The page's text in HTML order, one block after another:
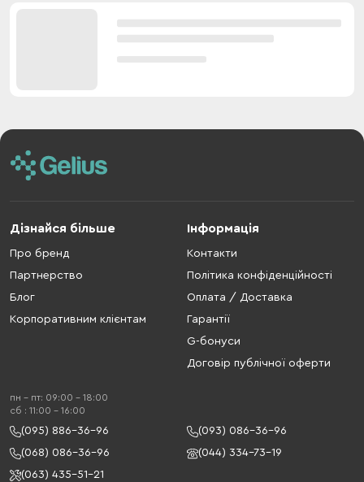
Дізнайся більше
Про бренд
Партнерство
Блог
Корпоративним клієнтам
Інформація
Контакти
Політика конфіденційності
Оплата / Доставка
Гарантії
G-бонуси
Договір публічної оферти
пн - пт: 09:00 - 18:00
cб : 11:00 - 16:00
(095) 886-36-96
(093) 086-36-96
(068) 086-36-96
(044) 334-73-19
(063) 435-51-21